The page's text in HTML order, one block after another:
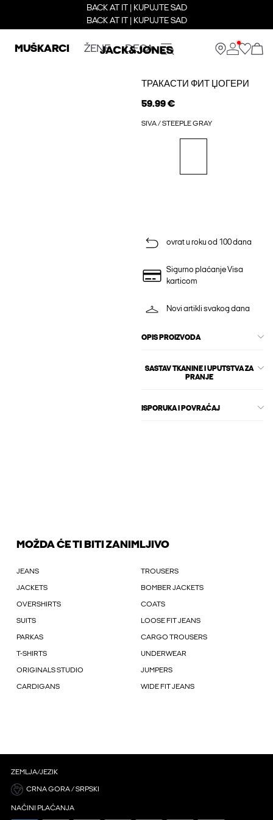
BACK AT IT | KUPUJTE SAD
BACK AT IT | KUPUJTE SAD
MUŠKARCI ŽENE DECA
ТРАКАСТИ ФИТ ЏОГЕРИ
59.99 €
SIVA / STEEPLE GRAY
ovrat u roku od 100 dana
Sigurno plaćanje Visa
karticom
Novi artikli svakog dana
OPIS PROIZVODA
SASTAV TKANINE I UPUTSTVA ZA
PRANJE
ISPORUKA I POVRAĆAJ
MOŽDA ĆE TI BITI ZANIMLJIVO
JEANS TROUSERS
JACKETS BOMBER JACKETS
OVERSHIRTS COATS
SUITS LOOSE FIT JEANS
PARKAS CARGO TROUSERS
T-SHIRTS UNDERWEAR
ORIGINALS STUDIO JUMPERS
CARDIGANS WIDE FIT JEANS
ZEMLJA/JEZIK
CRNA GORA / SRPSKI
NAČINI PLAĆANJA